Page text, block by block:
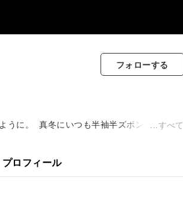
フォローする
うに。 真冬にいつも半袖半ズボンの少年に
すべて
プロフィール